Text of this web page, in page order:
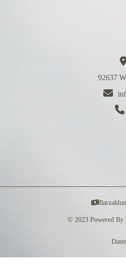
92637
© 2023 Powered By